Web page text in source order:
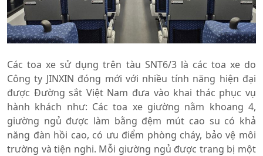
Các toa xe sử dụng trên tàu SNT6/3 là các toa xe do
Công ty JINXIN đóng mới với nhiều tính năng hiện đại
được Đường sắt Việt Nam đưa vào khai thác phục vụ
hành khách như: Các toa xe giường nằm khoang 4,
giường ngủ được làm bằng đệm mút cao su có khả
năng đàn hồi cao, có ưu điểm phòng cháy, bảo vệ môi
trường và tiện nghi. Mỗi giường ngủ được trang bị một